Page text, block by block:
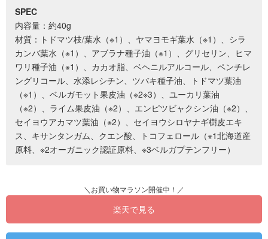
SPEC
内容量：約40g
材質：トドマツ枝/葉水（※1）、ヤマヨモギ葉水（※1）、シラ
カンバ葉水（※1）、アブラナ種子油（※1）、グリセリン、ヒマ
ワリ種子油（※1）、カカオ脂、ベヘニルアルコール、ペンチレ
ングリコール、水添レシチン、ツバキ種子油、トドマツ葉油
（※1）、ベルガモット果皮油（※2※3）、ユーカリ葉油
（※2）、ライム果皮油（※2）、エンピツビャクシン油（※2）、
セイヨウアカマツ葉油（※2）、セイヨウシロヤナギ樹皮エキ
ス、キサンタンガム、クエン酸、トコフェロール（※1北海道産
原料、※2オーガニック認証原料、※3ベルガプテンフリー）
楽天で見る